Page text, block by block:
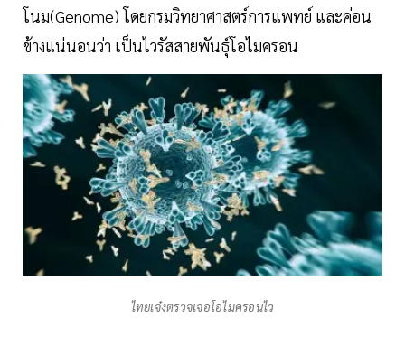
โนม(Genome) โดยกรมวิทยาศาสตร์การแพทย์ และค่อน
ข้างแน่นอนว่า เป็นไวรัสสายพันธุ์โอไมครอน
ไทยเจ๋งตรวจเจอโอไมครอนไว